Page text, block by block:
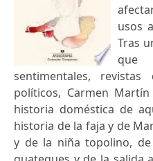
usos
Tras
que
sentimentales,
políticos, Carmen
historia doméstica de
historia de la faja y de
y de la niña topolino,